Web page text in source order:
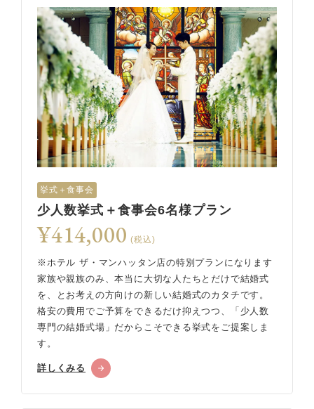
挙式＋食事会
少人数挙式＋食事会6名様プラン
¥414,000 (税込)
※ホテル ザ・マンハッタン店の特別プランになります
家族や親族のみ、本当に大切な人たちとだけで結婚式
を、とお考えの方向けの新しい結婚式のカタチです。
格安の費用でご予算をできるだけ抑えつつ、「少人数
専門の結婚式場」だからこそできる挙式をご提案しま
す。
詳しくみる